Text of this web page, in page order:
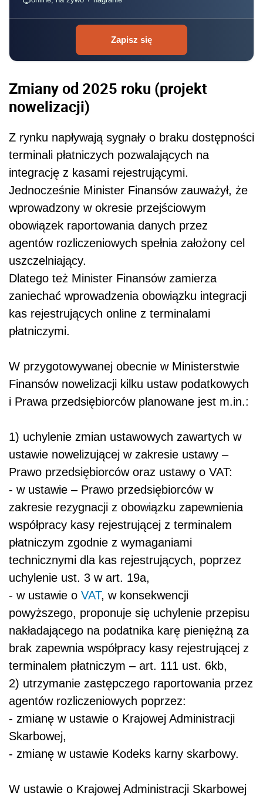
Zapisz się
Zmiany od 2025 roku (projekt
nowelizacji)
Z rynku napływają sygnały o braku dostępności
terminali płatniczych pozwalających na
integrację z kasami rejestrującymi.
Jednocześnie Minister Finansów zauważył, że
wprowadzony w okresie przejściowym
obowiązek raportowania danych przez
agentów rozliczeniowych spełnia założony cel
uszczelniający.
Dlatego też Minister Finansów zamierza
zaniechać wprowadzenia obowiązku integracji
kas rejestrujących online z terminalami
płatniczymi.
W przygotowywanej obecnie w Ministerstwie
Finansów nowelizacji kilku ustaw podatkowych
i Prawa przedsiębiorców planowane jest m.in.:
1) uchylenie zmian ustawowych zawartych w
ustawie nowelizującej w zakresie ustawy –
Prawo przedsiębiorców oraz ustawy o VAT:
- w ustawie – Prawo przedsiębiorców w
zakresie rezygnacji z obowiązku zapewnienia
współpracy kasy rejestrującej z terminalem
płatniczym zgodnie z wymaganiami
technicznymi dla kas rejestrujących, poprzez
uchylenie ust. 3 w art. 19a,
- w ustawie o VAT, w konsekwencji
powyższego, proponuje się uchylenie przepisu
nakładającego na podatnika karę pieniężną za
brak zapewnia współpracy kasy rejestrującej z
terminalem płatniczym – art. 111 ust. 6kb,
2) utrzymanie zastępczego raportowania przez
agentów rozliczeniowych poprzez:
- zmianę w ustawie o Krajowej Administracji
Skarbowej,
- zmianę w ustawie Kodeks karny skarbowy.
W ustawie o Krajowej Administracji Skarbowej